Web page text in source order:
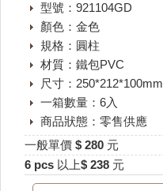
型號：921104GD
顏色：金色
規格：圓柱
材質：鐵包PVC
尺寸：250*212*100mm
一箱數量：6入
商品狀態：零售供應
一般單價 $ 280 元
6 pcs 以上$ 238 元